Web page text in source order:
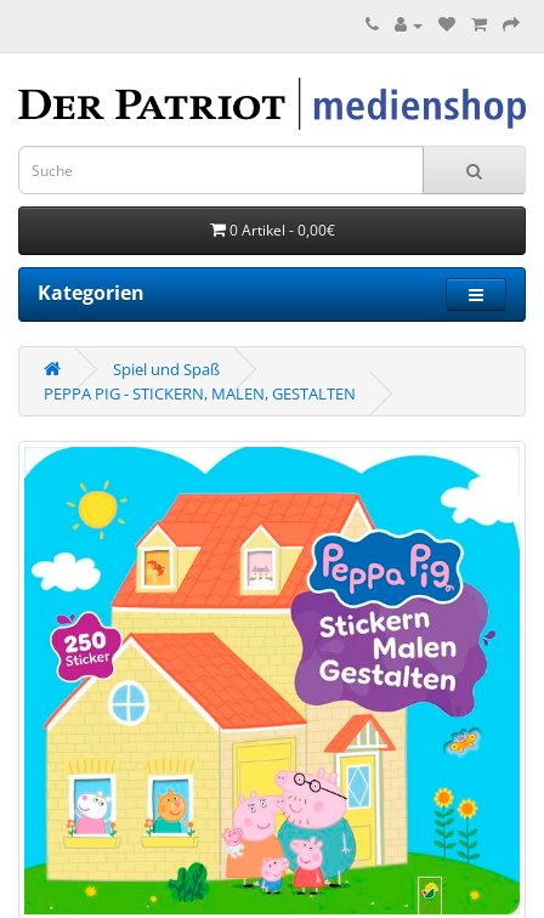
0 Artikel - 0,00€
Kategorien
Spiel und Spaß
PEPPA PIG - STICKERN, MALEN, GESTALTEN